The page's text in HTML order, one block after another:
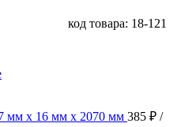
код товара: 18-121
мм х 16 мм х 2070 мм 385 ₽ /